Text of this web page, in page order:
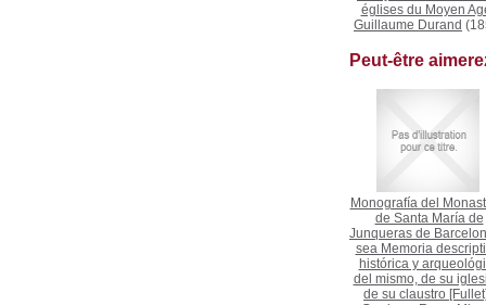
églises du Moyen
Guillaume Durand
Peut-être
Monografía del
de Santa María de
Junqueras de
sea Memoria
histórica y
del mismo, de su
de su claustro